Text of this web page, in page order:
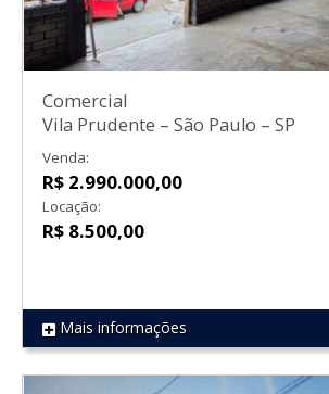
REF 1879
Comercial
Vila Prudente – São Paulo – SP
Venda:
R$ 2.990.000,00
Locação:
R$ 8.500,00
Mais informações